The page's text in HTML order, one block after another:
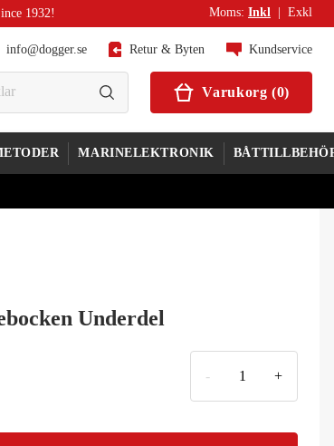
1932! Moms: Inkl Exkl
info@dogger.se Retur & Byten Kundservice
Varukorg (0)
MARINELEKTRONIK
Underdel
- +